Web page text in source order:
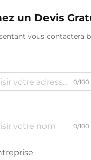
un Devis
vous contactera
0/100
0/100